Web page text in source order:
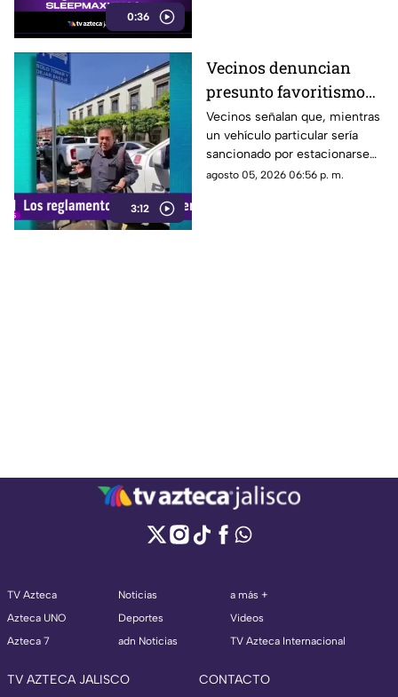
0:36
3:12
Vecinos denuncian
presunto favoritismo
de las autoridades de
vialidad hacia el
Gobierno
Vecinos señalan que, mientras
un vehículo particular sería
sancionado por estacionarse
en una zona con pintura
agosto 05, 2026 06:56 p. m.
TV Azteca
Azteca UNO
Azteca 7
Noticias
Deportes
adn Noticias
a más +
Videos
TV Azteca Internacional
TV AZTECA JALISCO CONTACTO